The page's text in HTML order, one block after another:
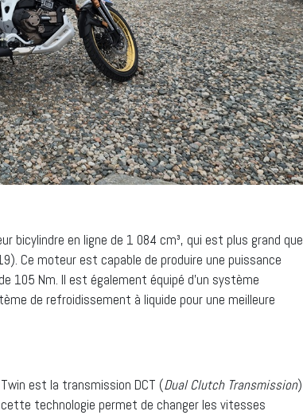
bicylindre en ligne de 1 084 cm³, qui est plus grand que
Ce moteur est capable de produire une puissance
105 Nm. Il est également équipé d’un système
de refroidissement à liquide pour une meilleure
est la transmission DCT (Dual Clutch Transmission)
technologie permet de changer les vitesses